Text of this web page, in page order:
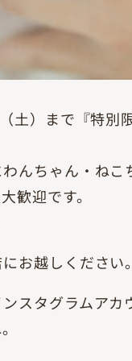
土）まで『特
んちゃん・ねこ
歓迎です。
お越しください。
スタグラムアカ